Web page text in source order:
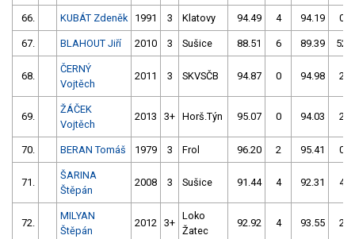
66. KUBÁT Zdeněk 1991 3 Klatovy 94.49 4 94.19 0
67. BLAHOUT Jiří 2010 3 Sušice 88.51 6 89.39 52
68.
ČERNÝ
Vojtěch
2011 3 SKVSČB 94.87 0 94.98 2
69.
ŽÁČEK
Vojtěch
2013 3+ Horš.Týn 95.07 0 94.03 2
70. BERAN Tomáš 1979 3 Frol 96.20 2 95.41 0
71.
ŠARINA
Štěpán
2008 3 Sušice 91.44 4 92.31 4
72.
MILYAN
Štěpán
2012 3+
Loko
Žatec
92.92 4 93.55 2